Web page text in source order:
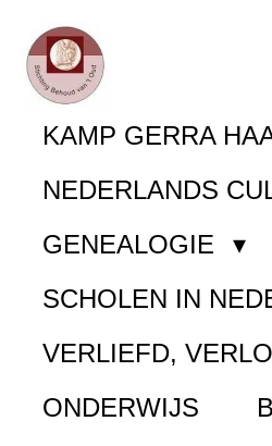
Ga
direct
naar
hoofdinhoud
KAMP GERRA
NEDERLANDS
GENEALOGIE
SCHOLEN IN
VERLIEFD,
ONDERWIJS